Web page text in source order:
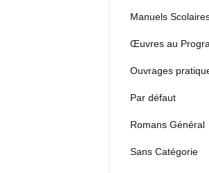
Manuels
Œuvres au
Ouvrages
Par défaut
Romans Général
Sans Catégorie